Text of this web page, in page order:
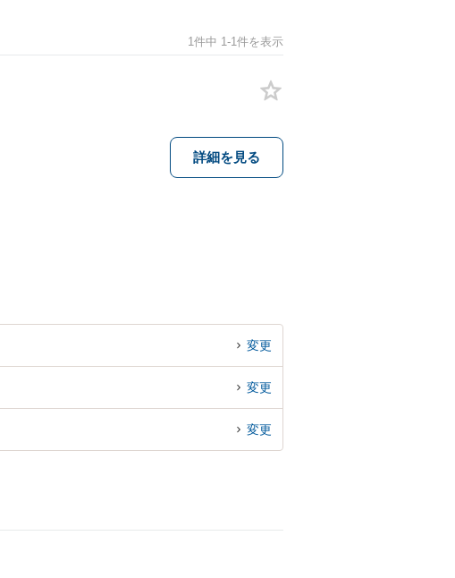
1件中 1-1件を表示
詳細を見る
変更
変更
変更